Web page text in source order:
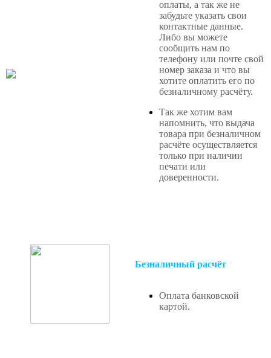
оплаты, а так же не
забудьте указать свои
контактные данные.
Либо вы можете
сообщить нам по
телефону или почте свой
номер заказа и что вы
хотите оплатить его по
безналичному расчёту.
Так же хотим вам
напомнить, что выдача
товара при безналичном
расчёте осуществляется
только при наличии
печати или
доверенности.
Безналичный расчёт
Оплата банковской
картой.